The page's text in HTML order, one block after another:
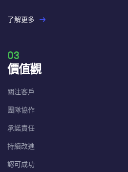
了解更多
03
價值觀
關注客戶
團隊協作
承諾責任
持續改進
認可成功